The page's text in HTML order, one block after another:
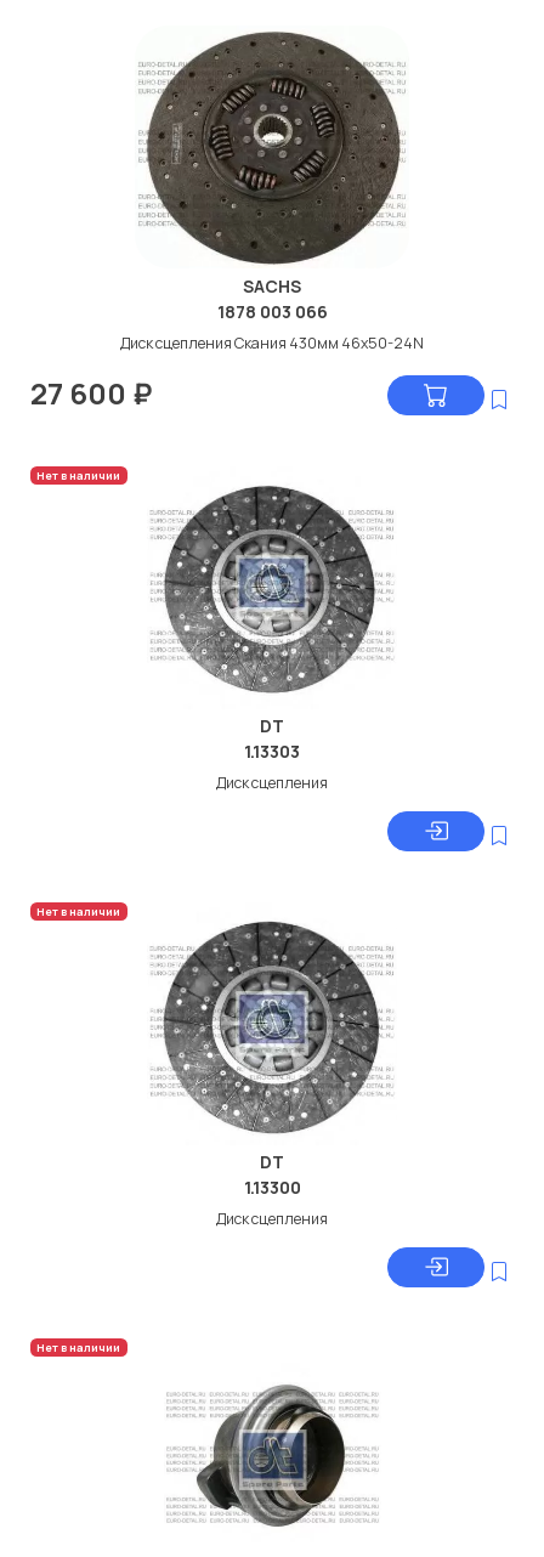
SACHS
1878 003 066
Диск сцепления Скания 430мм 46x50-24N
27 600 ₽
Нет в наличии
DT
1.13303
Диск сцепления
Нет в наличии
DT
1.13300
Диск сцепления
Нет в наличии